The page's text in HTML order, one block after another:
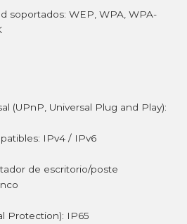
soportados: WEP, WPA, WPA-
(UPnP, Universal Plug and Play):
IPv4 / IPv6
de escritorio/poste
Protection): IP65